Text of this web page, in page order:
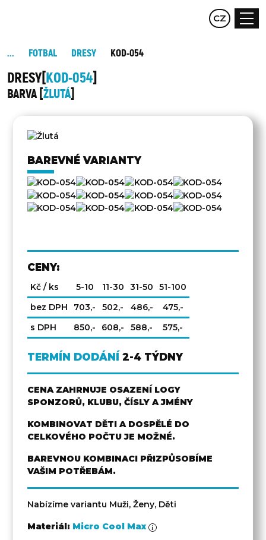
EN DE
CZ
FOTBAL DRESY KOD-054
DRESY KOD-054
BARVA ŽLUTÁ
BAREVNÉ VARIANTY
CENY:
Kč / ks 5-10 11-30 31-50
51-100
bez DPH
703,- 502,- 486,-
475,-
s DPH
850,- 608,- 588,- 575,-
TERMÍN DODÁNÍ 2-4 TÝDNY
CENA ZAHRNUJE OSAZENÍ LOGY
SPONZORŮ, KLUBU, ČÍSLY A JMÉNY
KOMBINOVAT DĚTI A DOSPĚLÉ DO
CELKOVÉHO POČTU JE MOŽNÉ.
BAREVNOU KOMBINACI PŘIZPŮSOBÍME
VAŠIM POTŘEBÁM.
Nabízíme variantu Muži, Ženy, Děti
Materiál: Micro Cool Max